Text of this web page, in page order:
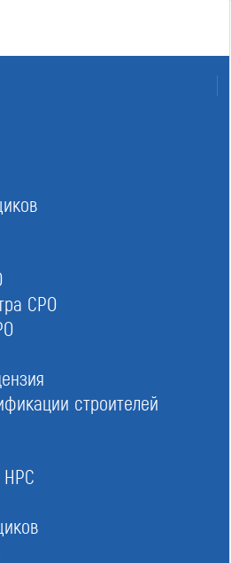
36
СРО
строителей
НРС
СРО
организации
на строительство,
изыскания для капстроя